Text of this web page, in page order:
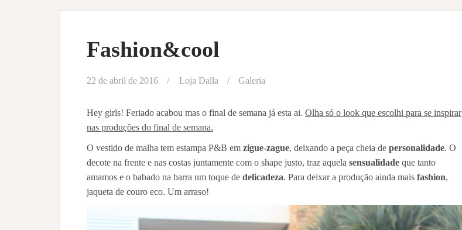
Fashion&cool
22 de abril de 2016 Loja Dalla Galeria
Hey girls! Feriado acabou mas o final de semana já esta ai. Olha só o look que escolhi para se inspirar
nas produções do final de semana.
O vestido de malha tem estampa P&B em zigue-zague, deixando a peça cheia de personalidade. O
decote na frente e nas costas juntamente com o shape justo, traz aquela sensualidade que tanto
amamos e o babado na barra um toque de delicadeza. Para deixar a produção ainda mais fashion,
jaqueta de couro eco. Um arraso!